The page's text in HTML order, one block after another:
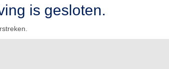
is gesloten.